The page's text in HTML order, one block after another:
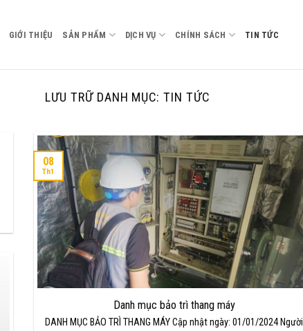
GIỚI THIỆU SẢN PHẨM DỊCH VỤ CHÍNH SÁCH TIN TỨC
LƯU TRỮ DANH MỤC:TIN TỨC
Danh mục bảo trì thang máy
DANH MỤC BẢO TRÌ THANG MÁY Cập nhật ngày: 01/01/2024 Người
08
Th1